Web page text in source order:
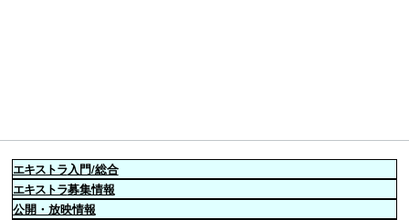
エキストラ入門/総合
エキストラ募集情報
公開・放映情報